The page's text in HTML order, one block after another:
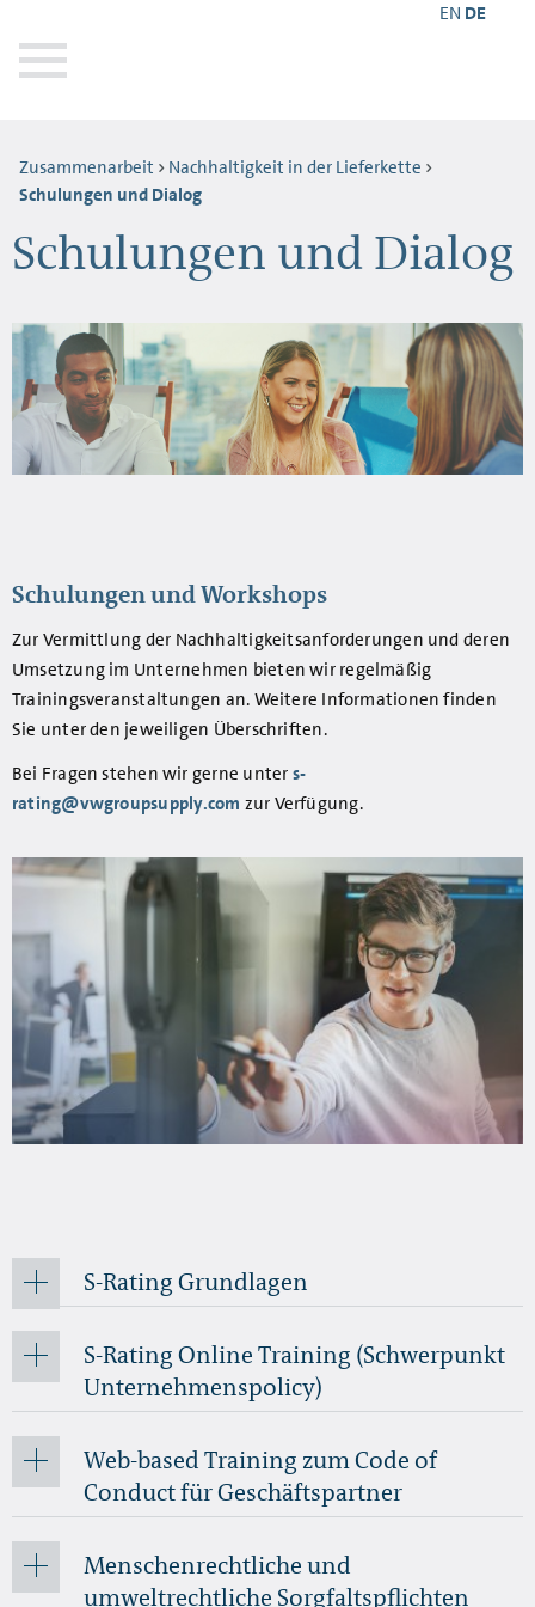
EN DE
Zusammenarbeit
Nachhaltigkeit in der Lieferkette
Schulungen und Dialog
Schulungen und Dialog
Schulungen und Workshops
Zur Vermittlung der Nachhaltigkeitsanforderungen und deren
Umsetzung im Unternehmen bieten wir regelmäßig
Trainingsveranstaltungen an. Weitere Informationen finden
Sie unter den jeweiligen Überschriften.
Bei Fragen stehen wir gerne unter s-
rating@vwgroupsupply.com zur Verfügung.
S-Rating Grundlagen
S-Rating Online Training (Schwerpunkt
Unternehmenspolicy)
Web-based Training zum Code of
Conduct für Geschäftspartner
Menschenrechtliche und
umweltrechtliche Sorgfaltspflichten